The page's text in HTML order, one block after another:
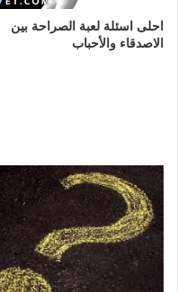
احلى اسئلة لعبة الصراحة بين
الاصدقاء والأحباب